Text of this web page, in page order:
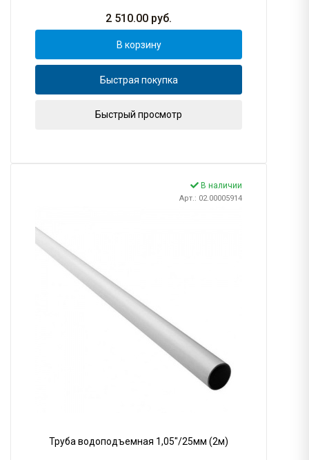
2 510.00 руб.
В корзину
Быстрая покупка
Быстрый просмотр
В наличии
Арт.: 02.00005914
Труба водоподъемная 1,05"/25мм (2м)